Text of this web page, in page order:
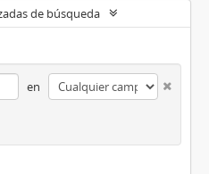
de búsqueda
en